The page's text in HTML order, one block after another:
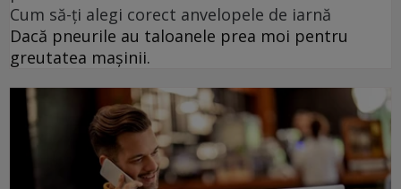
Cum să-ți alegi corect anvelopele de iarnă
Dacă pneurile au taloanele prea moi pentru
greutatea mașinii.